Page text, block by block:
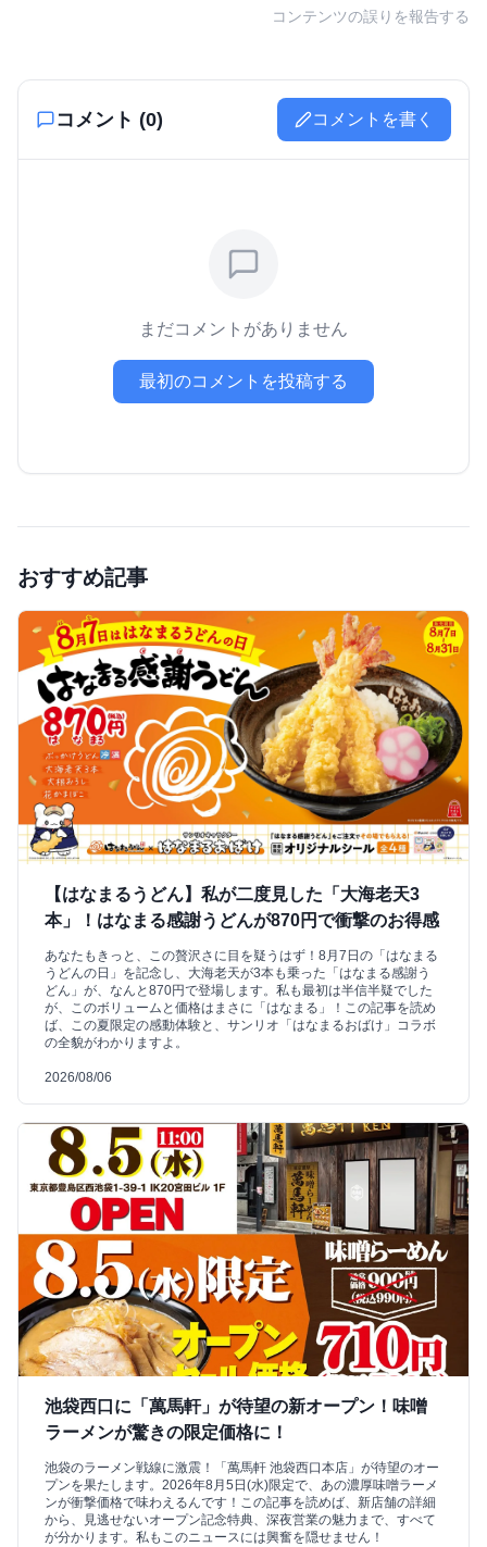
コンテンツの誤りを報告する
コメント (0) コメントを書く
まだコメントがありません
最初のコメントを投稿する
おすすめ記事
【はなまるうどん】私が二度見した「大海老天3
本」！はなまる感謝うどんが870円で衝撃のお得感
あなたもきっと、この贅沢さに目を疑うはず！8月7日の「はなまる
うどんの日」を記念し、大海老天が3本も乗った「はなまる感謝う
どん」が、なんと870円で登場します。私も最初は半信半疑でした
が、このボリュームと価格はまさに「はなまる」！この記事を読め
ば、この夏限定の感動体験と、サンリオ「はなまるおばけ」コラボ
の全貌がわかりますよ。
2026/08/06
池袋西口に「萬馬軒」が待望の新オープン！味噌
ラーメンが驚きの限定価格に！
池袋のラーメン戦線に激震！「萬馬軒 池袋西口本店」が待望のオー
プンを果たします。2026年8月5日(水)限定で、あの濃厚味噌ラーメ
ンが衝撃価格で味わえるんです！この記事を読めば、新店舗の詳細
から、見逃せないオープン記念特典、深夜営業の魅力まで、すべて
が分かります。私もこのニュースには興奮を隠せません！